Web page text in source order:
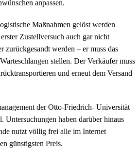
anpassen.
Maßnahmen gelöst werden
Zustellversuch auch gar nicht
werden – er muss das
stellen. Der Verkäufer muss
und erneut dem Versand
der Otto-Friedrich- Universität
haben darüber hinaus
nutzt völlig frei alle im Internet
günstigsten Preis.